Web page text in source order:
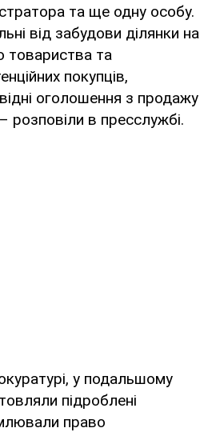
та ще одну особу.
від забудови ділянки на
товариства та
покупців,
оголошення з продажу
розповіли в пресслужбі.
у подальшому
підроблені
право